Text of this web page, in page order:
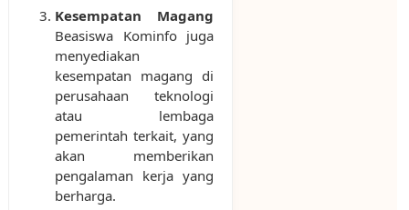
Kesempatan Magang
Beasiswa Kominfo juga
menyediakan
kesempatan magang di
perusahaan teknologi
atau lembaga
pemerintah terkait, yang
akan memberikan
pengalaman kerja yang
berharga.